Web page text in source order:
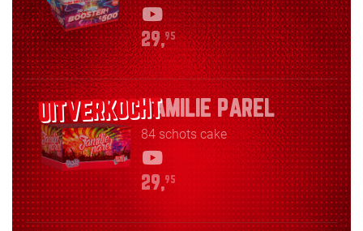
29,95
FAMILIE PAREL
84 schots cake
29,95